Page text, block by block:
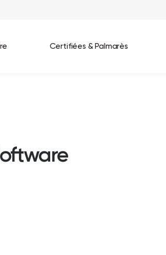
Certifiées & Palmarès